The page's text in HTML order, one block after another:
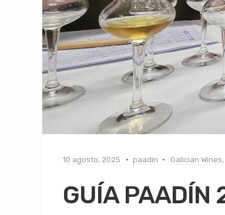
10 agosto, 2025 paadin Galician Wines,
GUÍA PAADÍN